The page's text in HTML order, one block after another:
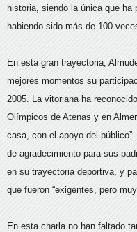
historia, siendo la única que
habiendo sido más de 100
En esta gran trayectoria,
mejores momentos su
2005. La vitoriana ha
Olímpicos de Atenas y en
casa, con el apoyo del
de agradecimiento para sus
en su trayectoria deportiva, y
que fueron “exigentes, pero muy
En esta charla no han faltado